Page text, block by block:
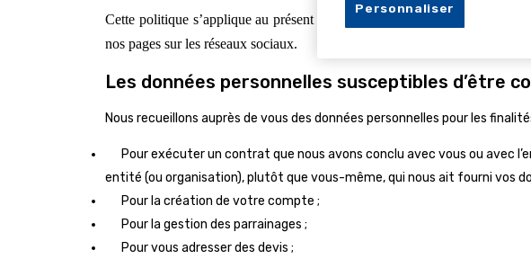
Cette politique s’applique au présent site internet et également aux
nos pages sur les réseaux sociaux.
Les données personnelles susceptibles d’être
Nous recueillons auprès de vous des données personnelles pour les
Pour exécuter un contrat que nous avons conclu avec vous ou avec
entité (ou organisation), plutôt que vous-même, qui nous ait fourni vos
Pour la création de votre compte ;
Pour la gestion des parrainages ;
Pour vous adresser des devis ;
Personnaliser